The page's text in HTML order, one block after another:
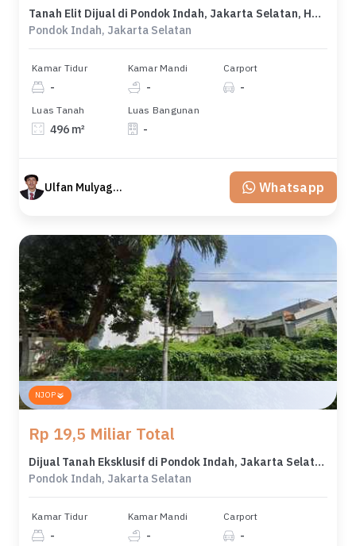
Tanah Elit Dijual di Pondok Indah, Jakarta Selatan, Harga 15,5 Miliar
Pondok Indah, Jakarta Selatan
Kamar Tidur
-
Kamar Mandi
-
Carport
-
Luas Tanah
496 m²
Luas Bangunan
-
Ulfan Mulyagan Whatsapp
NJOP
Rp 19,5 Miliar Total
Dijual Tanah Eksklusif di Pondok Indah, Jakarta Selatan, LT 652m²
Pondok Indah, Jakarta Selatan
Kamar Tidur
-
Kamar Mandi
-
Carport
-